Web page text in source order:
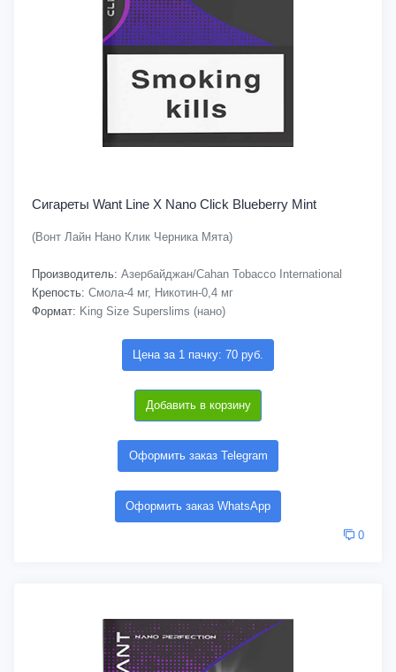
Сигареты Want Line X Nano Click Blueberry Mint
(Вонт Лайн Нано Клик Черника Мята)
Производитель: Азербайджан/Cahan Tobacco International
Крепость: Смола-4 мг, Никотин-0,4 мг
Формат: King Size Superslims (нано)
Цена за 1 пачку: 70 руб.
Добавить в корзину
Оформить заказ Telegram
Оформить заказ WhatsApp
0